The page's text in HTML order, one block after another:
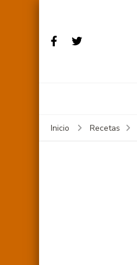
Inicio Recetas